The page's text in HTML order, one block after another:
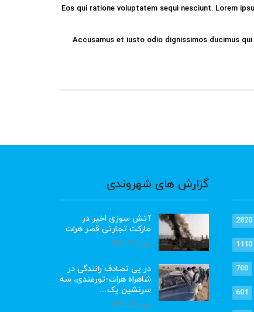
Eos qui ratione voluptatem sequi nesciunt. Lorem
Accusamus et iusto odio dignissimos ducimus
2820
1110
700
601
گزارش های شهروندی
آتش سوزی اخیر در
مارکت تجارتی قصر هرات
ژوئن 22, 2023
در پی تصادف رانندگی در
شاهراه هرات-تورغندی، سه
سرنشین یک…
ژوئن 15, 2023